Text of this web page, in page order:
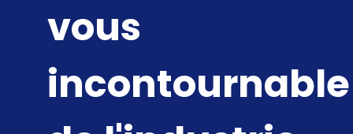
vous
incontournable